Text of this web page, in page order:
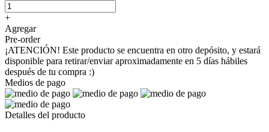
+
Agregar
Pre-order
¡ATENCIÓN! Este producto se encuentra en otro depósito, y estará
disponible para retirar/enviar aproximadamente en 5 días hábiles
después de tu compra :)
Medios de pago
Detalles del producto